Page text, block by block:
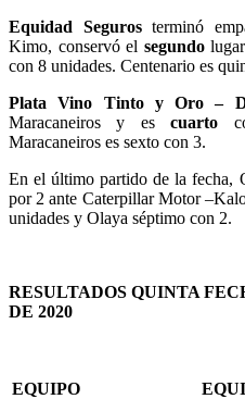
Equidad Segurosterminó
Kimo, conservó el segundolugar
con 8 unidades. Centenario es
Plata Vino Tinto y Oro –
Maracaneiros y escuarto
Maracaneiros es sexto con 3.
En el último partido de la fecha,
por 2 ante Caterpillar Motor
unidades y Olaya séptimo con 2.
RESULTADOS QUINTA
DE 2020
EQUIPO